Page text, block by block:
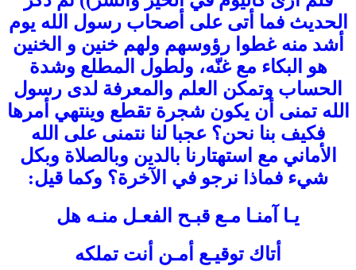
الحديث فما أتى على أصحاب رسول الله يوم
أشد منه غطوا رؤوسهم ولهم خنين و الخنين
هو البكاء مع غنّه، ولطول المطلع وشدة
الحساب وتمكن العلم والمعرفة لدى رسول
الله تمنى أن يكون شجرة تقطع وينتهي أمرها
فكيف بنا نحن؟ عجبا لنا نتمنى على الله
الأماني مع استهتارنا بالدين وبالصلاة وبكل
شيء فماذا نرجو في الآخرة؟ وكما قيل:
يـا آمنـا مـع قبـح الفعـل منـه هل
أتاك توقيـع أمـن أنت تملكه